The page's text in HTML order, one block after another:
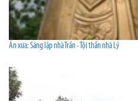
Án xưa: Sáng lập nhà Trần - Tội thần nhà Lý